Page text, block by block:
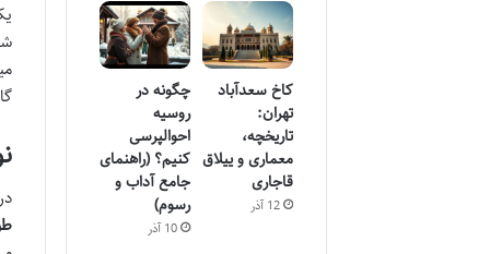
کاخ سعدآباد
تهران:
تاریخچه،
معماری و ییلاق
قاجاری
12 آذر
چگونه در
روسیه
احوالپرسی
کنیم؟ (راهنمای
جامع آداب و
رسوم)
10 آذر